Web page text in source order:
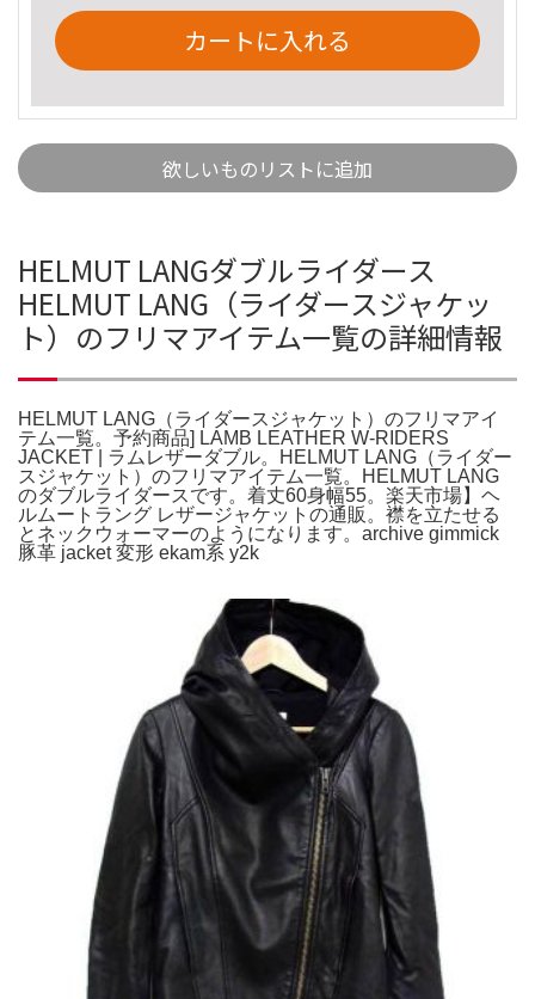
カートに入れる
欲しいものリストに追加
HELMUT LANGダブルライダース
HELMUT LANG（ライダースジャケッ
ト）のフリマアイテム一覧の詳細情報
HELMUT LANG（ライダースジャケット）のフリマアイ
テム一覧。予約商品] LAMB LEATHER W-RIDERS
JACKET | ラムレザーダブル。HELMUT LANG（ライダー
スジャケット）のフリマアイテム一覧。HELMUT LANG
のダブルライダースです。着丈60身幅55。楽天市場】ヘ
ルムートラング レザージャケットの通販。襟を立たせる
とネックウォーマーのようになります。archive gimmick
豚革 jacket 変形 ekam系 y2k